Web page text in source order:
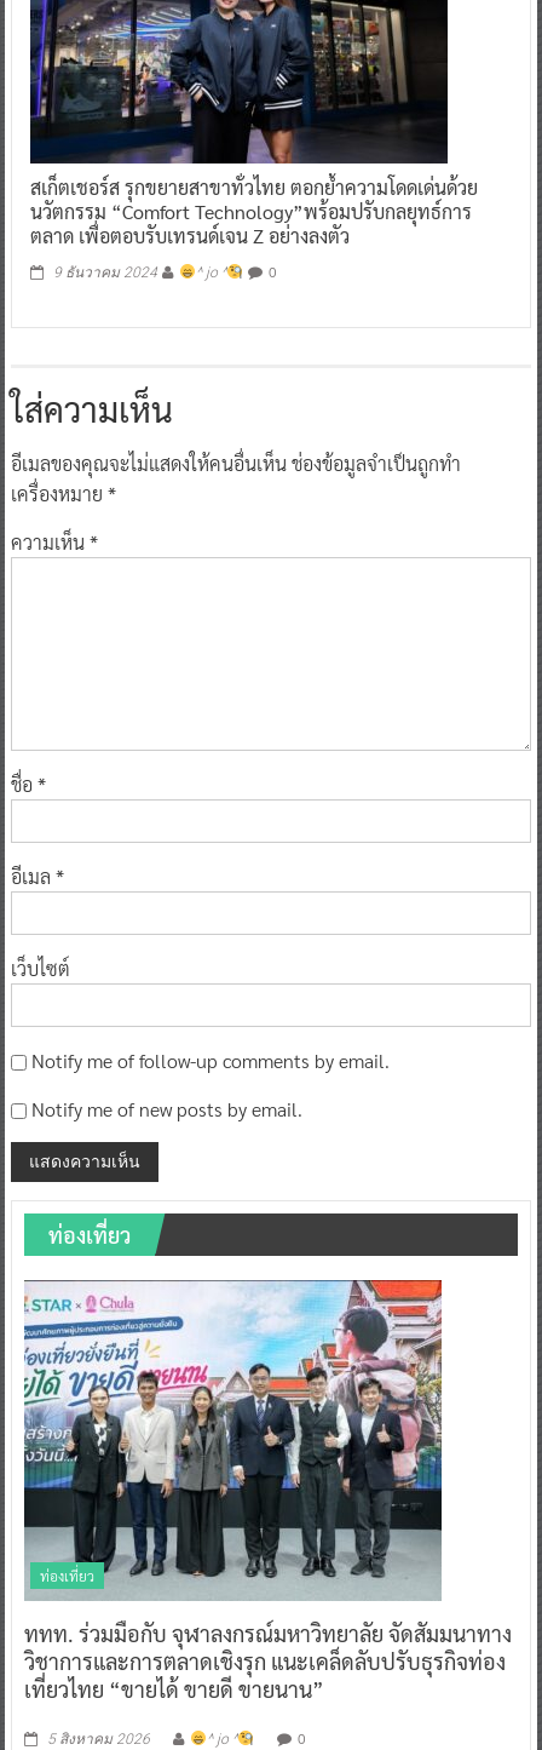
สเก็ตเชอร์ส รุกขยายสาขาทั่วไทย ตอกย้ำความโดดเด่นด้วย
นวัตกรรม “Comfort Technology”พร้อมปรับกลยุทธ์การ
ตลาด เพื่อตอบรับเทรนด์เจน Z อย่างลงตัว
9 ธันวาคม 2024 ^ jo ^ 0
ใส่ความเห็น
อีเมลของคุณจะไม่แสดงให้คนอื่นเห็นช่องข้อมูลจำเป็นถูกทำ
เครื่องหมาย *
ความเห็น*
ชื่อ *
อีเมล *
เว็บไซต์
Notify me of follow-up comments by email.
Notify me of new posts by email.
ท่องเที่ยว
ท่องเที่ยว
ททท. ร่วมมือกับ จุฬาลงกรณ์มหาวิทยาลัย จัดสัมมนาทาง
วิชาการและการตลาดเชิงรุก แนะเคล็ดลับปรับธุรกิจท่อง
เที่ยวไทย “ขายได้ ขายดี ขายนาน”
5 สิงหาคม 2026 ^ jo ^ 0